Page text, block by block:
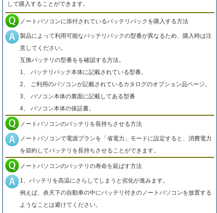
して購入することができます。
ノートパソコンに添付されているバッテリパックを購入する方法
製品によって利用可能なバッテリパックの型番が異なるため、購入時は注
意してください。
互換バッテリの型番をを確認する方法。
1、 バッテリパック本体に記載されている型番。
2、 ご利用のパソコンが記載されているカタログのオプション品ページ。
3、 パソコン本体の裏面に記載してある型番
4、 パソコン本体の保証書。
ノートパソコンのバッテリを長持ちさせる方法
ノートパソコンで電源プランを「省電力」モードに設定すると、消費電力
を節約してバッテリを長持ちさせることができます。
ノートパソコンのバッテリの寿命を延ばす方法
1、バッテリを高温にさらしてしまうと劣化が進みます。
例えば、炎天下の自動車の中にバッテリ付きのノートパソコンを放置する
ようなことは避けてください。